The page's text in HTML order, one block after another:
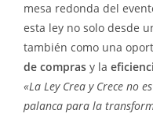
mesa redonda del
esta ley no solo desde
también como una
de compras y la
«La Ley Crea y Crece no
palanca para la